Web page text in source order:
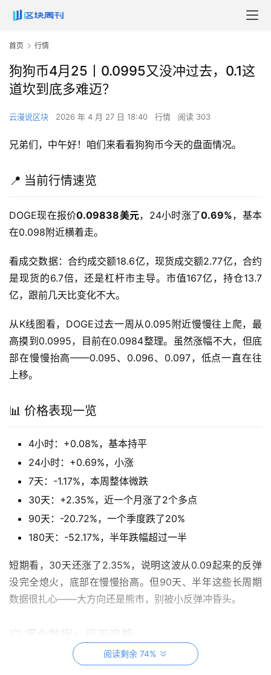
首页 行情
狗狗币4月25丨0.0995又没冲过去，0.1这
道坎到底多难迈？
云漫说区块 2026 年 4 月 27 日 18:40 行情 阅读 303
兄弟们，中午好！咱们来看看狗狗币今天的盘面情况。
📍 当前行情速览
DOGE现在报价0.09838美元，24小时涨了0.69%，基本
在0.098附近横着走。
看成交数据：合约成交额18.6亿，现货成交额2.77亿，合约
是现货的6.7倍，还是杠杆市主导。市值167亿，持仓13.7
亿，跟前几天比变化不大。
从K线图看，DOGE过去一周从0.095附近慢慢往上爬，最
高摸到0.0995，目前在0.0984整理。虽然涨幅不大，但底
部在慢慢抬高——0.095、0.096、0.097，低点一直在往
上移。
📊 价格表现一览
4小时：+0.08%，基本持平
24小时：+0.69%，小涨
7天：-1.17%，本周整体微跌
30天：+2.35%，近一个月涨了2个多点
90天：-20.72%，一个季度跌了20%
180天：-52.17%，半年跌幅超过一半
短期看，30天还涨了2.35%，说明这波从0.09起来的反弹
没完全熄火，底部在慢慢抬高。但90天、半年这些长周期
数据很扎心——大方向还是熊市，别被小反弹冲昏头。
：1.29万美元，多单2391，空单1.05万
阅读剩余 74%